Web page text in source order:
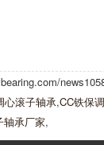
心滚子轴承,CC铁保
轴承厂家,